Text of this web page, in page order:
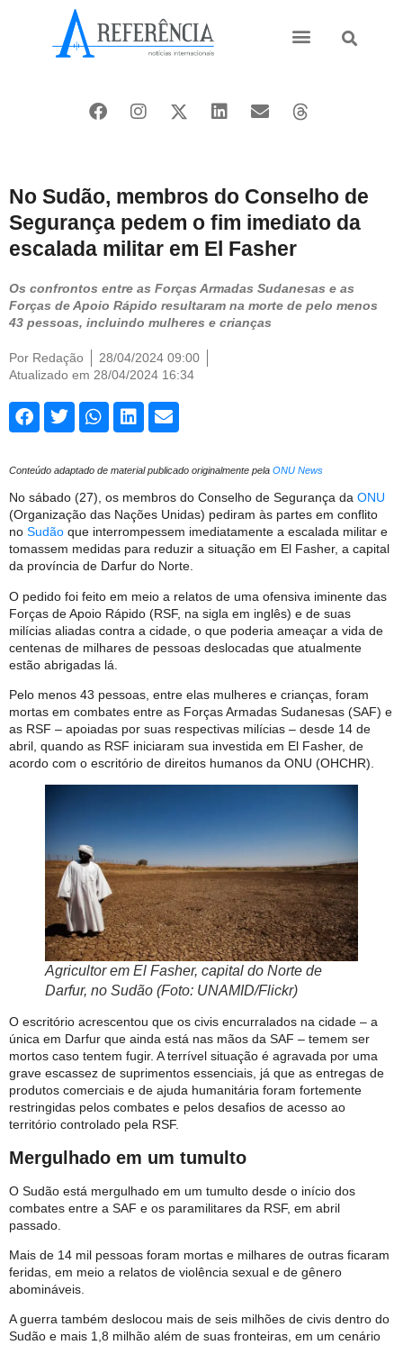
No Sudão, membros do Conselho de
Segurança pedem o fim imediato da
escalada militar em El Fasher
Os confrontos entre as Forças Armadas Sudanesas e as
Forças de Apoio Rápido resultaram na morte de pelo menos
43 pessoas, incluindo mulheres e crianças
Por Redação
28/04/2024 09:00
Atualizado em 28/04/2024 16:34
Conteúdo adaptado de material publicado originalmente pela ONU News
No sábado (27), os membros do Conselho de Segurança da ONU
(Organização das Nações Unidas) pediram às partes em conflito
no Sudão que interrompessem imediatamente a escalada militar e
tomassem medidas para reduzir a situação em El Fasher, a capital
da província de Darfur do Norte.
O pedido foi feito em meio a relatos de uma ofensiva iminente das
Forças de Apoio Rápido (RSF, na sigla em inglês) e de suas
milícias aliadas contra a cidade, o que poderia ameaçar a vida de
centenas de milhares de pessoas deslocadas que atualmente
estão abrigadas lá.
Pelo menos 43 pessoas, entre elas mulheres e crianças, foram
mortas em combates entre as Forças Armadas Sudanesas (SAF) e
as RSF – apoiadas por suas respectivas milícias – desde 14 de
abril, quando as RSF iniciaram sua investida em El Fasher, de
acordo com o escritório de direitos humanos da ONU (OHCHR).
Agricultor em El Fasher, capital do Norte de
Darfur, no Sudão (Foto: UNAMID/Flickr)
O escritório acrescentou que os civis encurralados na cidade – a
única em Darfur que ainda está nas mãos da SAF – temem ser
mortos caso tentem fugir. A terrível situação é agravada por uma
grave escassez de suprimentos essenciais, já que as entregas de
produtos comerciais e de ajuda humanitária foram fortemente
restringidas pelos combates e pelos desafios de acesso ao
território controlado pela RSF.
Mergulhado em um tumulto
O Sudão está mergulhado em um tumulto desde o início dos
combates entre a SAF e os paramilitares da RSF, em abril
passado.
Mais de 14 mil pessoas foram mortas e milhares de outras ficaram
feridas, em meio a relatos de violência sexual e de gênero
abomináveis.
A guerra também deslocou mais de seis milhões de civis dentro do
Sudão e mais 1,8 milhão além de suas fronteiras, em um cenário